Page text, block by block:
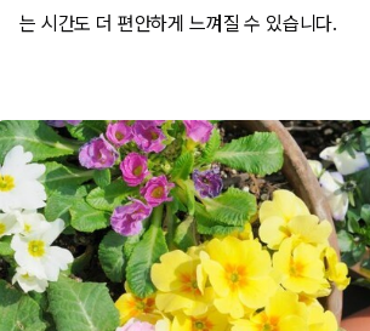
는 시간도 더 편안하게 느껴질 수 있습니다.